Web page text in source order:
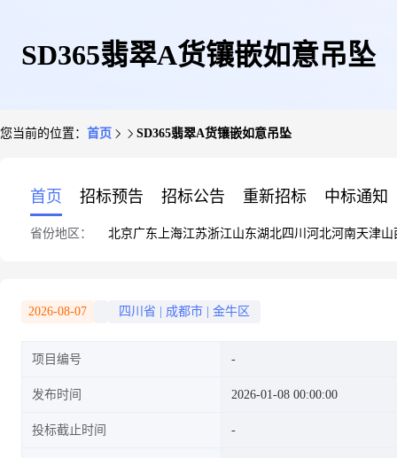
SD365翡翠A货镶嵌如意吊坠
您当前的位置： 首页 SD365翡翠A货镶嵌如意吊坠
首页 招标预告 招标公告 重新招标 中标通知
省份地区： 北京广东 上海江苏浙江山东湖北四川 河北河南天津山
2026-08-07 四川省 成都市 金牛区
项目编号
发布时间 2026-01-08 00:00:00
投标截止时间